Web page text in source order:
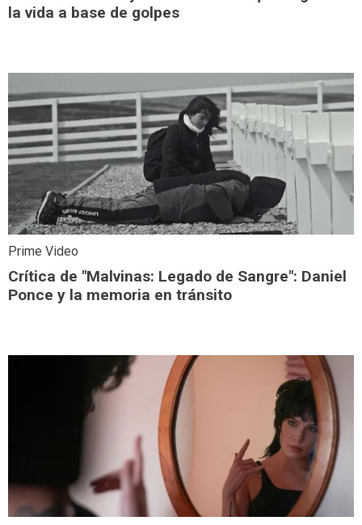
la vida a base de golpes
Prime Video
Crítica de "Malvinas: Legado de Sangre": Daniel
Ponce y la memoria en tránsito